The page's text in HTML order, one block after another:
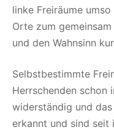
linke Freiräume
Orte zum
und den Wahnsinn
Selbstbestimmte
Herrschenden schon
widerständig und
erkannt und sind seit